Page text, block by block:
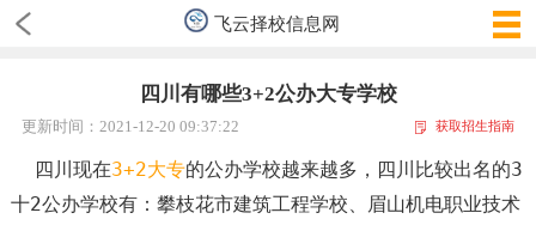
飞云择校信息网
四川有哪些3+2公办大专学校
更新时间：2021-12-20 09:37:22 获取招生指南
四川现在3+2大专的公办学校越来越多，四川比较出名的3
十2公办学校有：攀枝花市建筑工程学校、眉山机电职业技术